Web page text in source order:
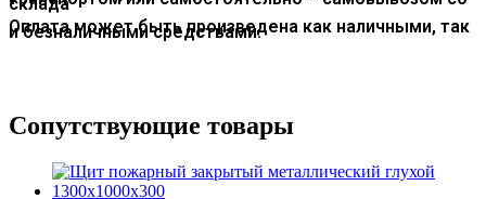
Оплата может быть произведена как наличными, так
и безналичными средствами.
Сопутствующие товары